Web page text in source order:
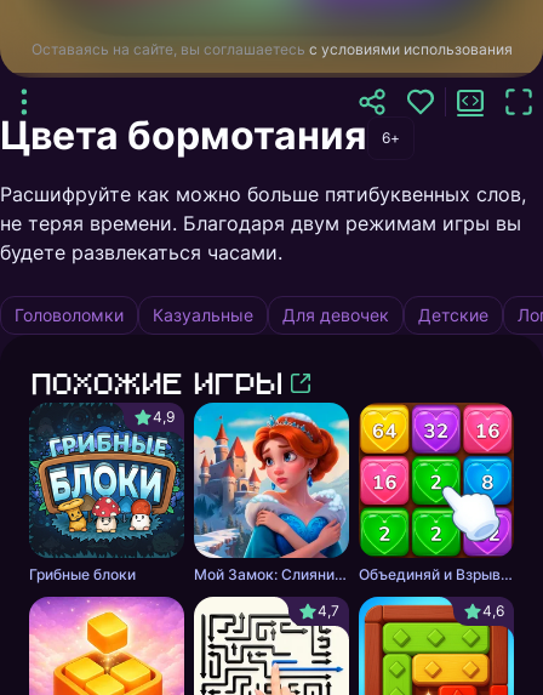
Оставаясь на сайте, вы соглашаетесь с условиями использования
Цвета бормотания 6+
Расшифруйте как можно больше пятибуквенных слов,
не теряя времени. Благодаря двум режимам игры вы
будете развлекаться часами.
Головоломки Казуальные Для девочек Детские
Похожие игры
4,9
Грибные блоки Мой Замок: Слияние и История Объединяй и Взрывай + 2048
4,7 4,6